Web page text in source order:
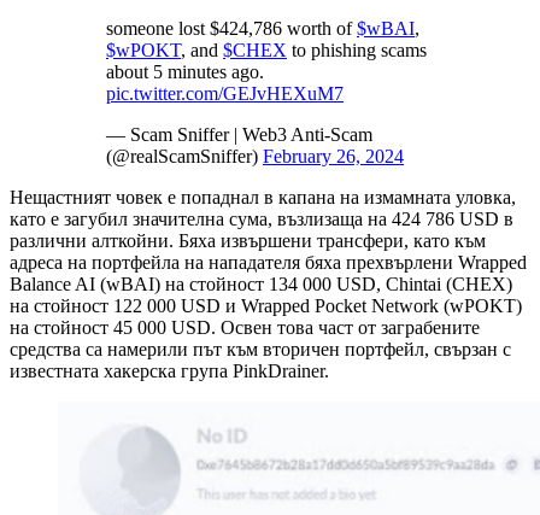
someone lost $424,786 worth of$wBAI,
$wPOKT, and $CHEX to phishing scams
about 5 minutes ago.
pic.twitter.com/GEJvHEXuM7
— Scam Sniffer | Web3 Anti-Scam
(@realScamSniffer) February 26, 2024
Нещастният човек е попаднал в капана на измамната уловка,
като е загубил значителна сума, възлизаща на 424 786 USD в
различни алткойни. Бяха извършени трансфери, като към
адреса на портфейла на нападателя бяха прехвърлени Wrapped
Balance AI (wBAI) на стойност 134 000 USD, Chintai (CHEX)
на стойност 122 000 USD и Wrapped Pocket Network (wPOKT)
на стойност 45 000 USD. Освен това част от заграбените
средства са намерили път към вторичен портфейл, свързан с
известната хакерска група PinkDrainer.